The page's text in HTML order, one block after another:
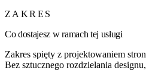
ZAKRES
Co dostajesz w ramach tej usługi
Zakres spięty z projektowaniem
Bez sztucznego rozdzielania